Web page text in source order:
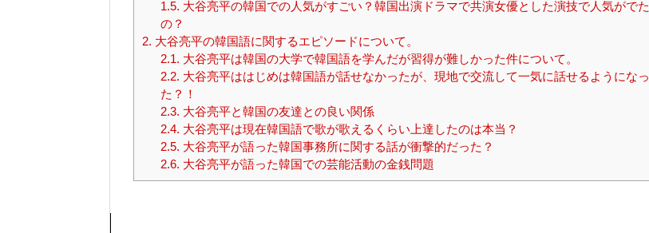
1.5. 大谷亮平の韓国での人気がすごい？韓国出演ドラマで共演女優とした演技で人気がでた
の？
2. 大谷亮平の韓国語に関するエピソードについて。
2.1. 大谷亮平は韓国の大学で韓国語を学んだが習得が難しかった件について。
2.2. 大谷亮平ははじめは韓国語が話せなかったが、現地で交流して一気に話せるようになっ
た？！
2.3. 大谷亮平と韓国の友達との良い関係
2.4. 大谷亮平は現在韓国語で歌が歌えるくらい上達したのは本当？
2.5. 大谷亮平が語った韓国事務所に関する話が衝撃的だった？
2.6. 大谷亮平が語った韓国での芸能活動の金銭問題